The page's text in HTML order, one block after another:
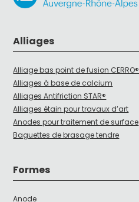
Alliages
Alliage bas point de fusion CERRO®
Alliages à base de calcium
Alliages Antifriction STAR®
Alliages étain pour travaux d’art
Anodes pour traitement de surface
Baguettes de brasage tendre
Formes
Anode